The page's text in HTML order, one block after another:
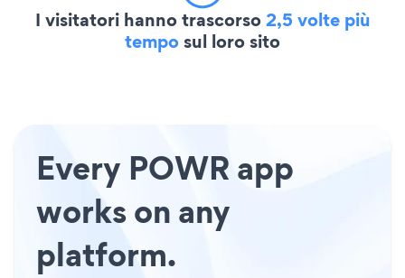
I visitatori hanno trascorso2,5 volte più
temposul loro sito
Every POWR app
works on any
platform.